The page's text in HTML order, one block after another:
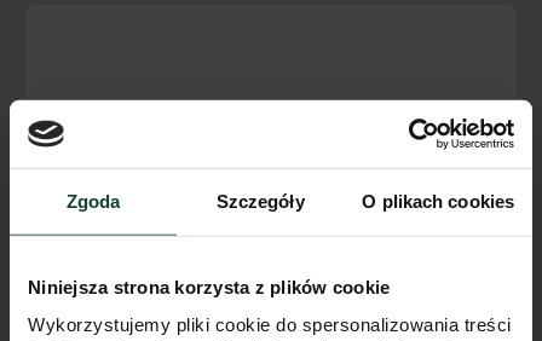
Zgoda Szczegóły O plikach cookies
Niniejsza strona korzysta z plików cookie
Wykorzystujemy pliki cookie do spersonalizowania treści